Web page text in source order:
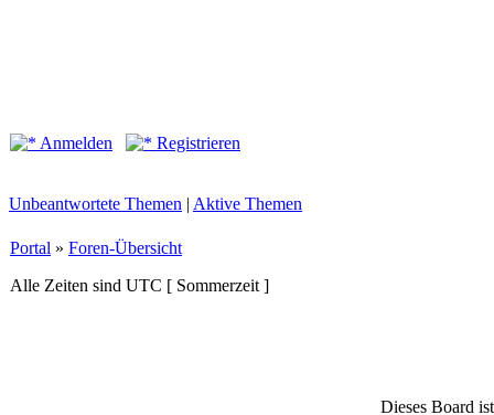
Anmelden Registrieren
Unbeantwortete Themen | Aktive Themen
Portal » Foren-Übersicht
Alle Zeiten sind UTC [ Sommerzeit ]
Dieses Board